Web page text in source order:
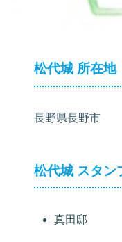
松代城 所在地
長野県長野市
松代城 スタン
真田邸